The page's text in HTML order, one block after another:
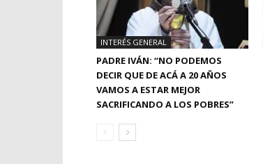
INTERÉS GENERAL
PADRE IVÁN: “NO PODEMOS
DECIR QUE DE ACÁ A 20 AÑOS
VAMOS A ESTAR MEJOR
SACRIFICANDO A LOS POBRES”